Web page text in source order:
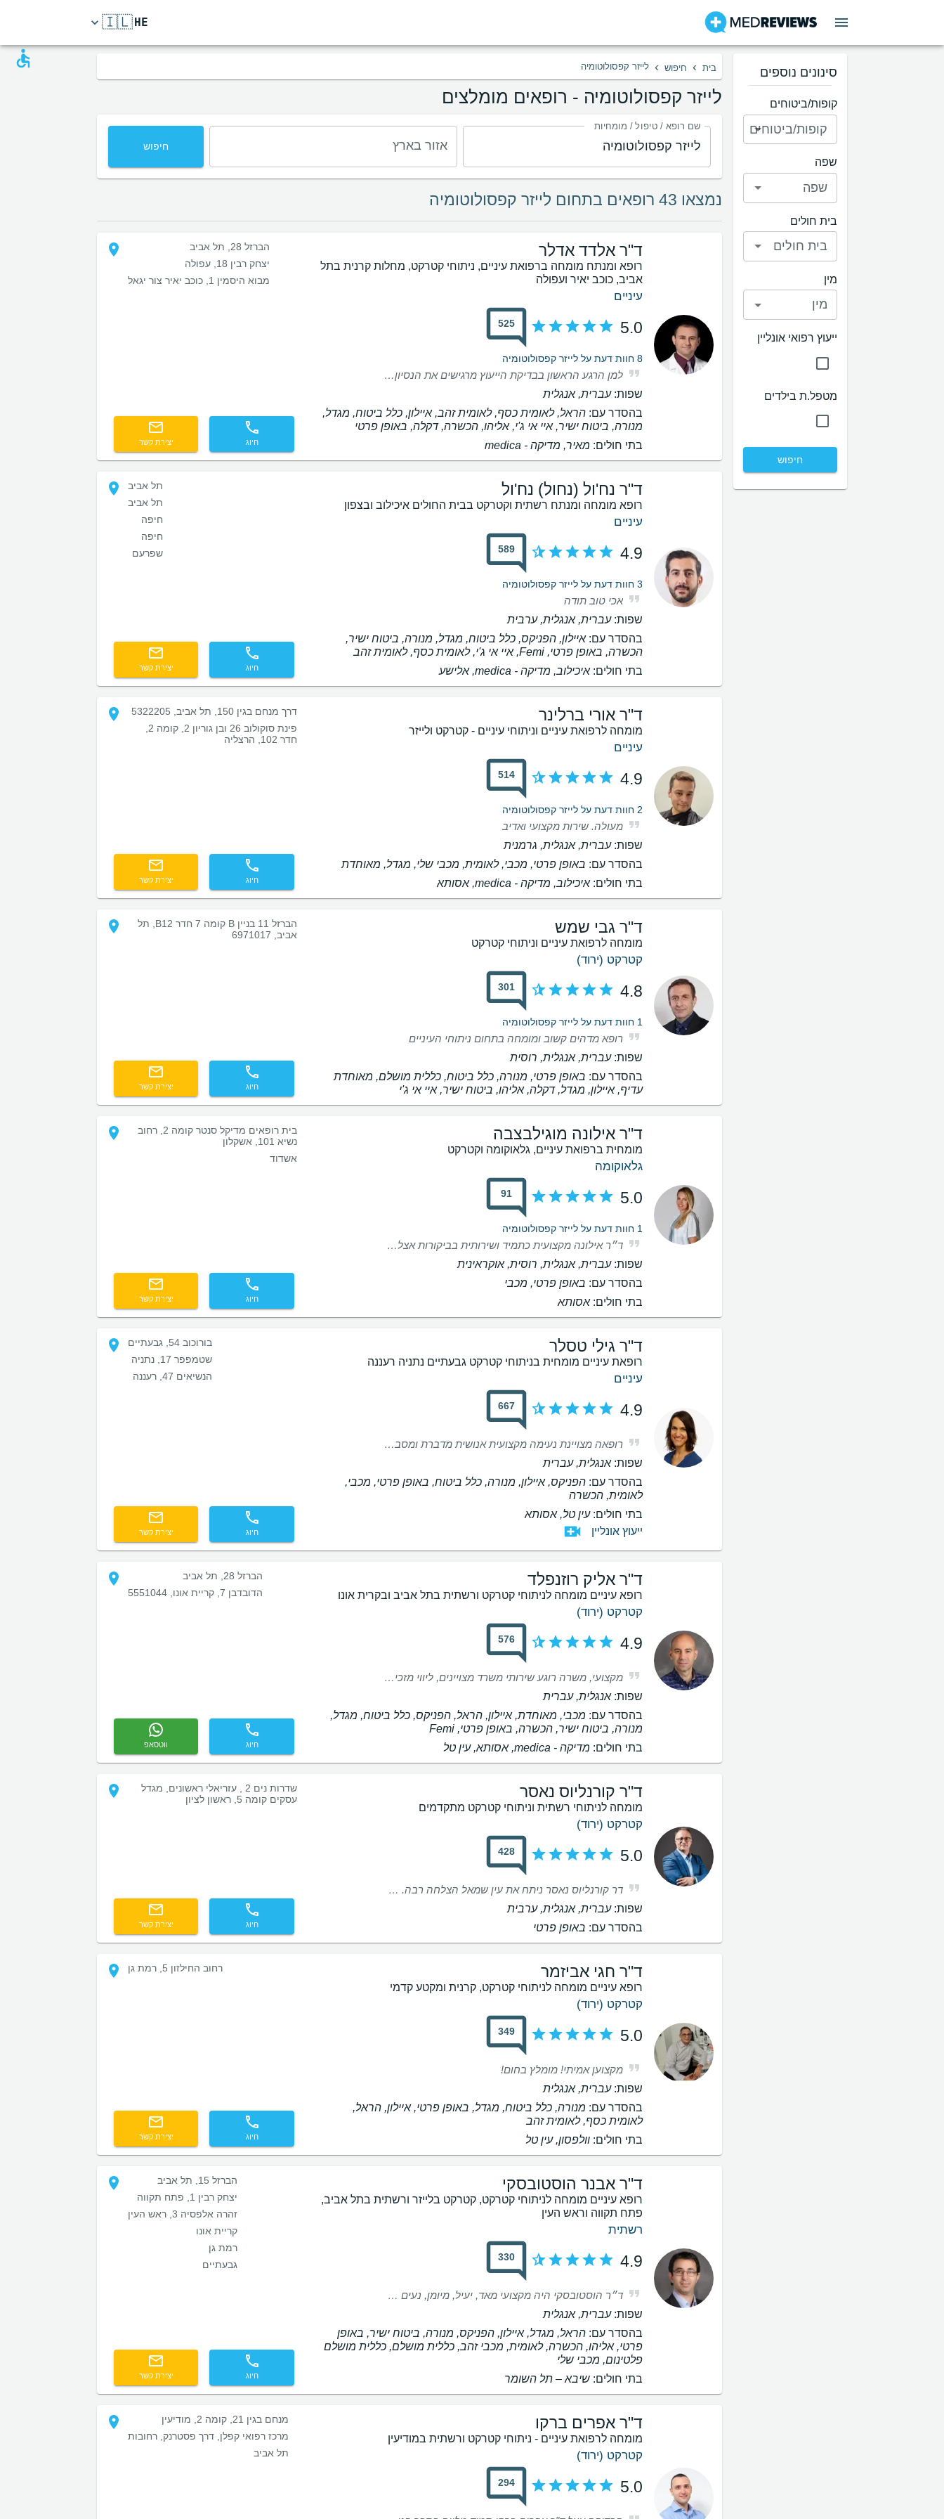
HE
🇮🇱
בית › חיפוש › לייזר קפסולוטומיה
לייזר קפסולוטומיה - רופאים מומלצים
שם רופא / טיפול / מומחיות
אזור בארץ חיפוש
נמצאו 43 רופאים בתחום לייזר קפסולוטומיה
ד"ר אלדד אדלר
רופא ומנתח מומחה ברפואת עיניים, ניתוחי קטרקט, מחלות קרנית בתל
אביב, כוכב יאיר ועפולה
עיניים
5.0
525
8 חוות דעת על לייזר קפסולוטומיה
למן הרגע הראשון בבדיקת הייעוץ מרגישים את הנסיון והידע ותחושת הבטחון מרגיעה מאד. ממליצה בחום.
שפות:עברית, אנגלית
בהסדר עם: הראל, לאומית כסף, לאומית זהב, איילון, כלל ביטוח, מגדל,
מנורה, ביטוח ישיר, איי אי ג'י, אליהו, הכשרה, דקלה, באופן פרטי
בתי חולים: מאיר, ‫מדיקה - medica
הברזל 28, תל אביב
יצחק רבין 18, עפולה
מבוא היסמין 1, כוכב יאיר צור יגאל
חיוג יצירת קשר
ד"ר נח'ול (נחול) נח'ול
רופא מומחה ומנתח רשתית וקטרקט בבית החולים איכילוב ובצפון
עיניים
4.9
589
3 חוות דעת על לייזר קפסולוטומיה
אכי טוב תודה
שפות:עברית, אנגלית, ערבית
בהסדר עם:איילון, הפניקס, כלל ביטוח, מגדל, מנורה, ביטוח ישיר,
הכשרה, באופן פרטי, Femi, איי אי ג'י, לאומית כסף, לאומית זהב
בתי חולים:איכילוב, ‫מדיקה - medica, אלישע
תל אביב
תל אביב
חיפה
חיפה
שפרעם
חיוג יצירת קשר
ד"ר אורי ברלינר
מומחה לרפואת עיניים וניתוחי עיניים - קטרקט ולייזר
עיניים
4.9
514
2 חוות דעת על לייזר קפסולוטומיה
מעולה. שירות מקצועי ואדיב
שפות:עברית, אנגלית, גרמנית
בהסדר עם: באופן פרטי, מכבי, לאומית, מכבי שלי, מגדל, מאוחדת
בתי חולים:איכילוב, ‫מדיקה - medica, אסותא
דרך מנחם בגין 150, תל אביב, 5322205
חדר 102, הרצליה
חיוג יצירת קשר
ד"ר גבי שמש
מומחה לרפואת עיניים וניתוחי קטרקט
קטרקט (ירוד)
4.8
301
1 חוות דעת על לייזר קפסולוטומיה
רופא מדהים קשוב ומומחה בתחום ניתוחי העיניים
שפות:עברית, אנגלית, רוסית
בהסדר עם: באופן פרטי, מנורה, כלל ביטוח, כללית מושלם, מאוחדת
עדיף, איילון, מגדל, דקלה, אליהו, ביטוח ישיר, איי אי ג'י
הברזל 11 בניין B קומה 7 חדר B12, תל
אביב, 6971017
חיוג יצירת קשר
ד"ר אילונה מוגילבצבה
מומחית ברפואת עיניים, גלאוקומה וקטרקט
גלאוקומה
5.0
91
1 חוות דעת על לייזר קפסולוטומיה
ד״ר אילונה מקצועית כתמיד ושירותית בביקורות אצלה תמיד מרגישים שנמצאים בידיים טובות יישר כוח
שפות:עברית, אנגלית, רוסית, אוקראינית
בהסדר עם: באופן פרטי, מכבי
בתי חולים:אסותא
בית רופאים מדיקל סנטר קומה 2, רחוב
נשיא 101, אשקלון
אשדוד
חיוג יצירת קשר
ד"ר גילי טסלר
רופאת עיניים מומחית בניתוחי קטרקט גבעתיים נתניה רעננה
עיניים
4.9
667
רופאה מצויינת נעימה מקצועית אנושית מדברת ומסבירה בגובה העיניים בקיצור מעולה
שפות:אנגלית, עברית
בהסדר עם: הפניקס, איילון, מנורה, כלל ביטוח, באופן פרטי, מכבי,
לאומית, הכשרה
בתי חולים:עין טל, אסותא
ייעוץ אונליין
בורוכוב 54, גבעתיים
שטמפפר 17, נתניה
הנשיאים 47, רעננה
חיוג יצירת קשר
ד"ר אליק רוזנפלד
רופא עיניים מומחה לניתוחי קטרקט ורשתית בתל אביב ובקרית אונו
קטרקט (ירוד)
4.9
576
מקצועי, משרה רוגע שירותי משרד מצויינים, ליווי מזכירות ברמה גבוהה. מענה לכל עננין
שפות:אנגלית, עברית
בהסדר עם: מכבי, מאוחדת, איילון, הראל, הפניקס, כלל ביטוח, מגדל,
מנורה, ביטוח ישיר, הכשרה, באופן פרטי, Femi
בתי חולים: ‫מדיקה - medica, אסותא, עין טל
הברזל 28, תל אביב
הדובדבן 7, קריית אונו, 5551044
חיוג ווטסאפ
ד"ר קורנליוס נאסר
מומחה לניתוחי רשתית וניתוחי קטרקט מתקדמים
קטרקט (ירוד)
5.0
428
דר קורנליוס נאסר ניתח את עין שמאל הצלחה רבה. רופא מעולה מקצועי סבלני עונה על שאלות בקיצור סופר מקצוען.
שפות:עברית, אנגלית, ערבית
בהסדר עם: באופן פרטי
שדרות נים 2 , עזריאלי ראשונים, מגדל
עסקים קומה 5, ראשון לציון
חיוג יצירת קשר
ד"ר חגי אביזמר
רופא עיניים מומחה לניתוחי קטרקט, קרנית ומקטע קדמי
קטרקט (ירוד)
5.0
349
מקצוען אמיתי! מומלץ בחום!
שפות:עברית, אנגלית
בהסדר עם: מנורה, כלל ביטוח, מגדל, באופן פרטי, איילון, הראל,
לאומית כסף, לאומית זהב
בתי חולים: וולפסון, עין טל
רחוב החילזון 5, רמת גן
חיוג יצירת קשר
ד"ר אבנר הוסטובסקי
רופא עיניים מומחה לניתוחי קטרקט, קטרקט בלייזר ורשתית בתל אביב,
פתח תקווה וראש העין
רשתית
4.9
330
ד״ר הוסטובסקי היה מקצועי מאד, יעיל, מיומן, נעים הליכות וביצע את הבדיקה בצורה מקיפה וטובה לטעמי.
שפות:עברית, אנגלית
בהסדר עם: הראל, מגדל, איילון, הפניקס, מנורה, ביטוח ישיר, באופן
פרטי, אליהו, הכשרה, לאומית, מכבי זהב, כללית מושלם, כללית מושלם
פלטינום, מכבי שלי
בתי חולים: שיבא – תל השומר
הברזל 15, תל אביב
יצחק רבין 1, פתח תקווה
זהרה אלפסיה 3, ראש העין
קריית אונו
רמת גן
גבעתיים
חיוג יצירת קשר
ד"ר אפרים ברקו
מומחה לרפואת עיניים - ניתוחי קטרקט ורשתית במודיעין
קטרקט (ירוד)
5.0
294
מנחם בגין 21, קומה 2, מודיעין
מרכז רפואי קפלן, דרך פסטרנק, רחובות
תל אביב
סינונים נוספים
קופות/ביטוחים
קופות/ביטוחים
שפה
שפה
בית חולים
בית חולים
מין
מין
ייעוץ רפואי אונליין
מטפל.ת בילדים
חיפוש